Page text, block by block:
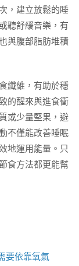
，建立放鬆的睡
聽舒緩音樂，有
與腹部脂肪堆積
纖維，有助於穩
的醒來與進食衝
或少量堅果，避
不僅能改善睡眠
地運用能量。只
食方法都更能幫
要依靠氧氣